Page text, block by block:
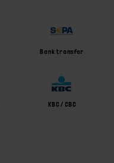
Bank transfer
KBC / CBC